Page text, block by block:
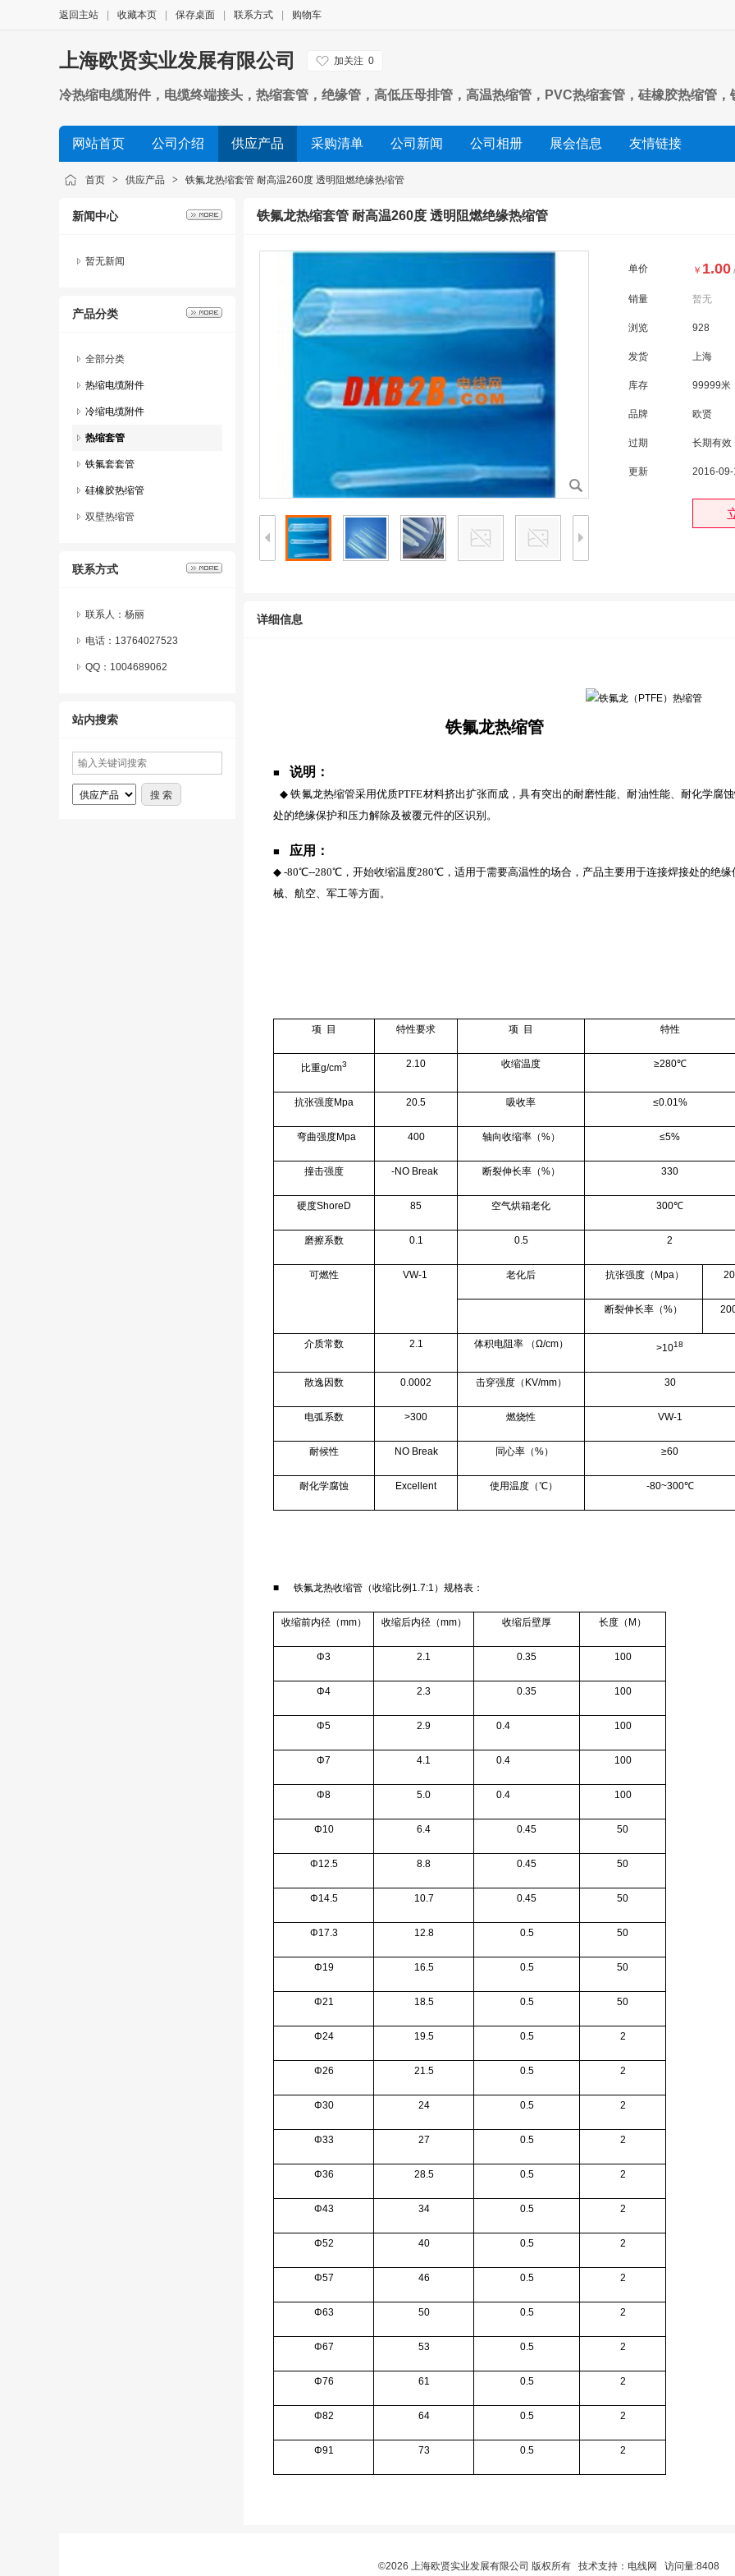
返回主站 收藏本页 保存桌面 联系方式 购物车
上海欧贤实业发展有限公司 加关注 0
冷热缩电缆附件，电缆终端接头，热缩套管，绝缘管，高低压母排管，高温热缩管，PVC热缩套管，硅橡胶热缩管
网站首页 公司介绍 供应产品 采购清单 公司新闻 公司相册 展会信息 友情链接
首页 > 供应产品 > 铁氟龙热缩套管 耐高温260度 透明阻燃绝缘热缩管
新闻中心
暂无新闻
产品分类
全部分类
热缩电缆附件
冷缩电缆附件
热缩套管
铁氟套套管
硅橡胶热缩管
双壁热缩管
联系方式
联系人：杨丽
电话：13764027523
QQ： 1004689062
站内搜索
铁氟龙热缩套管 耐高温260度 透明阻燃绝缘热缩管
单价 ￥ 1.00
销量 暂无
浏览 928
发货 上海
库存 99999米
品牌 欧贤
过期 长期有效
更新 2016-
详细信息
铁氟龙热缩管
■ 说明：
◆ 铁氟龙热缩管采用优质PTFE材料挤出扩张而成，具有突出的耐磨性能、耐油性能、耐化学腐
处的绝缘保护和压力解除及被覆元件的区识别。
■ 应用：
◆ -80℃--280℃，开始收缩温度280℃，适用于需要高温性的场合，产品主要用于连接焊接处的绝
械、航空、军工等方面。
项 目 特性要求 项 目 特性
比重g/cm3 2.10 收缩温度 ≥280℃
抗张强度Mpa 20.5 吸收率 ≤0.01%
弯曲强度Mpa 400 轴向收缩率（%） ≤5%
撞击强度 -NO Break 断裂伸长率（%） 330
硬度ShoreD 85 空气烘箱老化 300℃
磨擦系数 0.1 0.5 2
可燃性 VW-1 老化后 抗张强度（Mpa） 20
断裂伸长率（%）
介质常数 2.1 体积电阻率 （Ω/cm） >1018
散逸因数 0.0002 击穿强度（KV/mm） 30
电弧系数 >300 燃烧性 VW-1
耐候性 NO Break 同心率（%） ≥60
耐化学腐蚀 Excellent 使用温度（℃） -80~300℃
■ 铁氟龙热收缩管（收缩比例1.7:1）规格表：
收缩前内径（mm） 收缩后内径（mm） 收缩后壁厚 长度（M）
Φ3 2.1 0.35 100
Φ4 2.3 0.35 100
Φ5 2.9 0.4 100
Φ7 4.1 0.4 100
Φ8 5.0 0.4 100
Φ10 6.4 0.45 50
Φ12.5 8.8 0.45 50
Φ14.5 10.7 0.45 50
Φ17.3 12.8 0.5 50
Φ19 16.5 0.5 50
Φ21 18.5 0.5 50
Φ24 19.5 0.5 2
Φ26 21.5 0.5 2
Φ30 24 0.5 2
Φ33 27 0.5 2
Φ36 28.5 0.5 2
Φ43 34 0.5 2
Φ52 40 0.5 2
Φ57 46 0.5 2
Φ63 50 0.5 2
Φ67 53 0.5 2
Φ76 61 0.5 2
Φ82 64 0.5 2
Φ91 73 0.5 2
©2026 上海欧贤实业发展有限公司 版权所有 技术支持： 电线网 访问量:8408